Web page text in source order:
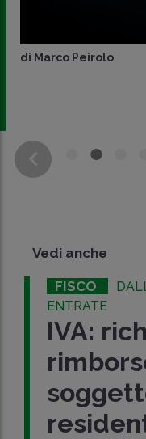
di Marco Peirolo
Vedi anche
FISCO
ENTRATE
IVA: